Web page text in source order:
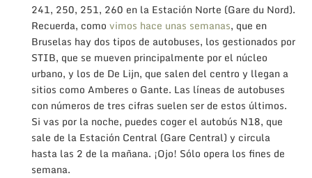
241, 250, 251, 260 en la Estación Norte (Gare du Nord).
Recuerda, como vimos hace unas semanas, que en
Bruselas hay dos tipos de autobuses, los gestionados por
STIB, que se mueven principalmente por el núcleo
urbano, y los de De Lijn, que salen del centro y llegan a
sitios como Amberes o Gante. Las líneas de autobuses
con números de tres cifras suelen ser de estos últimos.
Si vas por la noche, puedes coger el autobús N18, que
sale de la Estación Central (Gare Central) y circula
hasta las 2 de la mañana. ¡Ojo! Sólo opera los fines de
semana.